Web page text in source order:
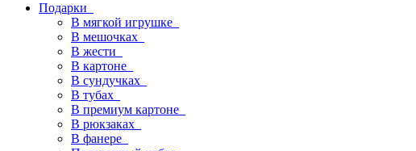
Подарки
В мягкой игрушке
В мешочках
В жести
В картоне
В сундучках
В тубах
В премиум картоне
В рюкзаках
В фанере